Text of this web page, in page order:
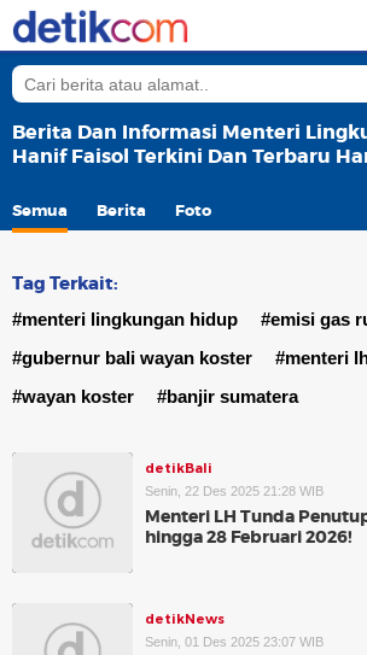
Berita Dan Informasi Menteri
Hanif Faisol Terkini Dan Terbaru
Semua Berita Foto
Tag Terkait:
#menteri lingkungan hidup
#emisi gas
#gubernur bali wayan koster
#menteri
#wayan koster
#banjir sumatera
detikBali
Senin, 22 Des 2025 21:28 WIB
Menteri LH Tunda
hingga 28 Februari 2026!
detikNews
Senin, 01 Des 2025 23:07 WIB